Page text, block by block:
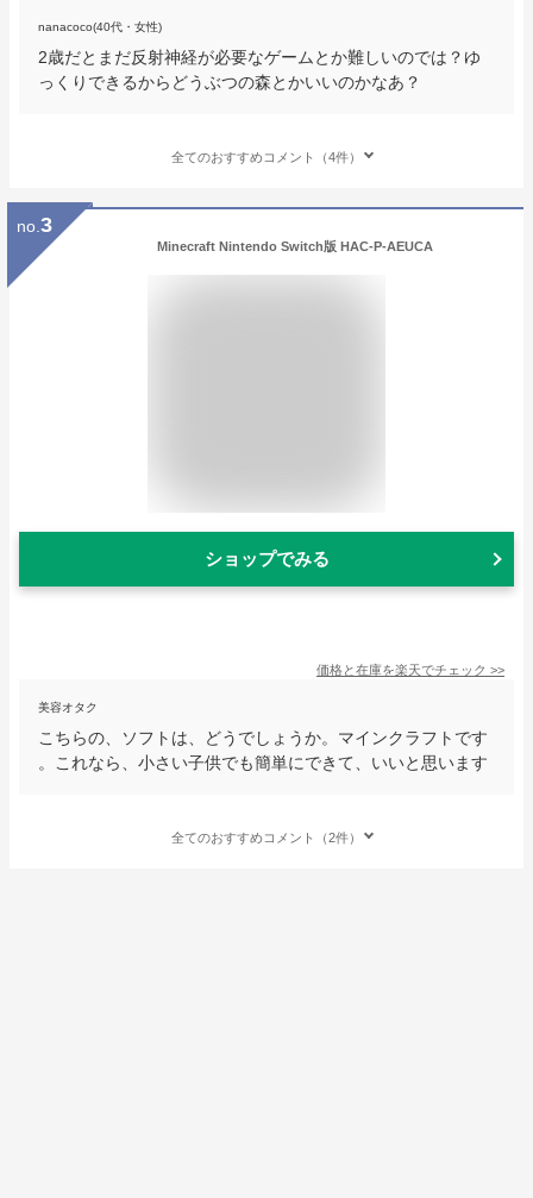
nanacoco(40代・女性)
2歳だとまだ反射神経が必要なゲームとか難しいのでは？ゆ
っくりできるからどうぶつの森とかいいのかなあ？
全てのおすすめコメント（4件）
no. 3
Minecraft Nintendo Switch版 HAC-P-AEUCA
ショップでみる
価格と在庫を楽天でチェック >>
美容オタク
こちらの、ソフトは、どうでしょうか。マインクラフトです
。これなら、小さい子供でも簡単にできて、いいと思います
全てのおすすめコメント（2件）